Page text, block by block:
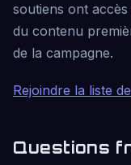
soutiens ont
du contenu
de la campagne.
Rejoindre la liste
Questions